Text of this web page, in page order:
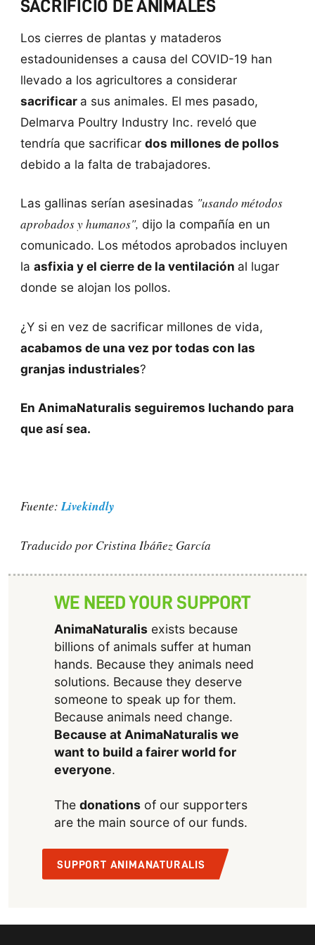
SACRIFICIO DE ANIMALES
Los cierres de plantas y mataderos
estadounidenses a causa del COVID-19 han
llevado a los agricultores a considerar
sacrificar a sus animales. El mes pasado,
Delmarva Poultry Industry Inc. reveló que
tendría que sacrificar dos millones de pollos
debido a la falta de trabajadores.
Las gallinas serían asesinadas "usando métodos
aprobados y humanos", dijo la compañía en un
comunicado. Los métodos aprobados incluyen
la asfixia y el cierre de la ventilación al lugar
donde se alojan los pollos.
¿Y si en vez de sacrificar millones de vida,
acabamos de una vez por todas con las
granjas industriales?
En AnimaNaturalis seguiremos luchando para
que así sea.
Fuente:Livekindly
Traducido por Cristina Ibáñez García
WE NEED YOUR SUPPORT
AnimaNaturalisexists because
billions of animals suffer at human
hands. Because they animals need
solutions. Because they deserve
someone to speak up for them.
Because animals need change.
Because at AnimaNaturalis we
want to build a fairer world for
everyone.
The donationsof our supporters
are the main source of our funds.
SUPPORT ANIMANATURALIS